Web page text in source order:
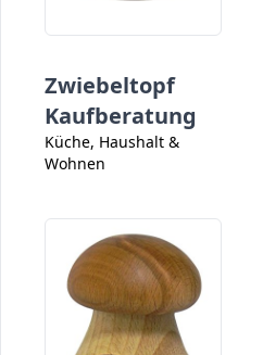
Zwiebeltopf
Kaufberatung
Küche, Haushalt &
Wohnen